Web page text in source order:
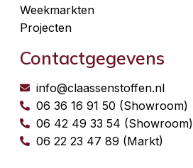
Weekmarkten
Projecten
Contactgegevens
info@claassenstoffen.nl
06 36 16 91 50 (Showroom)
06 42 49 33 54 (Showroom)
06 22 23 47 89 (Markt)